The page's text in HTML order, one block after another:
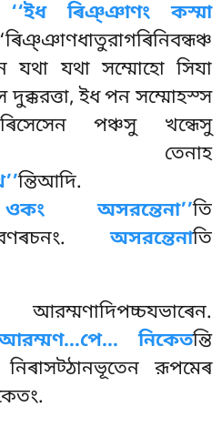
‘‘ইধ
ৰিঞ্ঞাণং কস্মা
যথা যথা সম্মোহো সিযা
দুক্করত্তা, ইধ পন সম্মোহস্স
পঞ্চসু খন্ধেসু
তেনাহ
ন্তিআদি.
অসরন্তেনা’’তি
অসরন্তেনাতি
নিকেতন্তি
রূপমেৰ